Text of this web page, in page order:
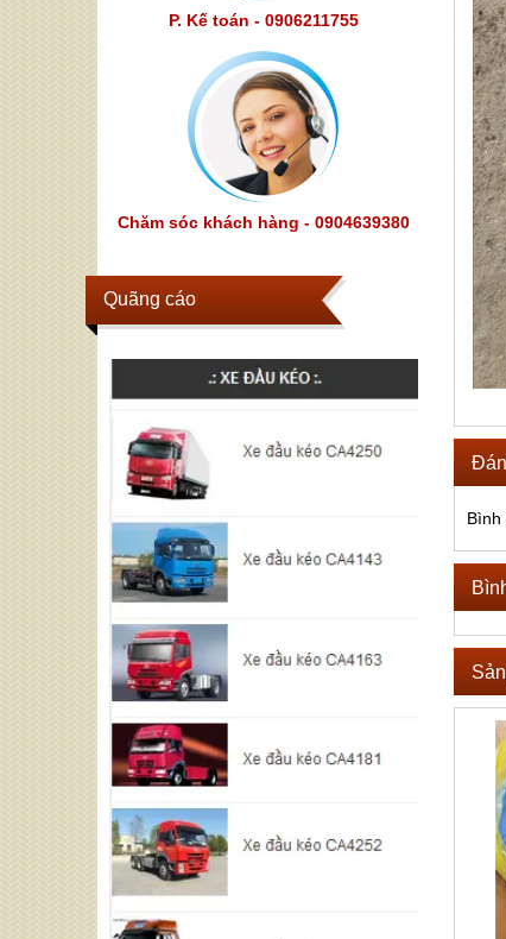
P. Kế toán - 0906211755
Chăm sóc khách hàng - 0904639380
Quãng cáo
Bình